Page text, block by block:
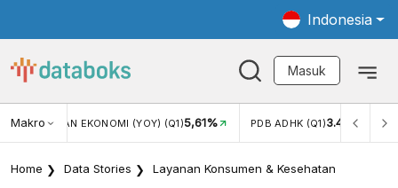
Indonesia
Masuk
Makro EKONOMI (YOY) (Q1)5,61% PDB ADHK (Q1)3.447,70
Home Data Stories Layanan Konsumen & Kesehatan